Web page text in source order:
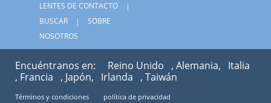
LENTES DE CONTACTO
BUSCAR
SOBRE
NOSOTROS
Encuéntranos en: Reino Unido , Alemania,
Italia
, Francia
, Japón, Irlanda , Taiwán
Términos y condiciones política de privacidad